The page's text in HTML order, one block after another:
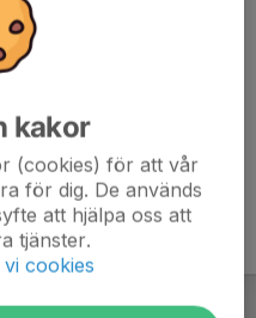
kakor
(cookies) för att vår
för dig. De används
att hjälpa oss att
tjänster.
cookies